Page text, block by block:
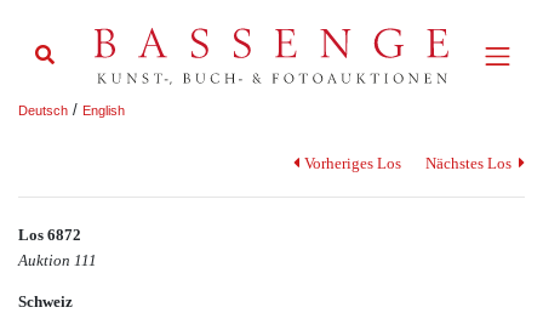
Deutsch / English
Vorheriges Los Nächstes Los
Los 6872
Auktion 111
Schweiz